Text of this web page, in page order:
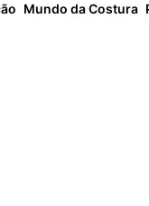
Mundo da Costura